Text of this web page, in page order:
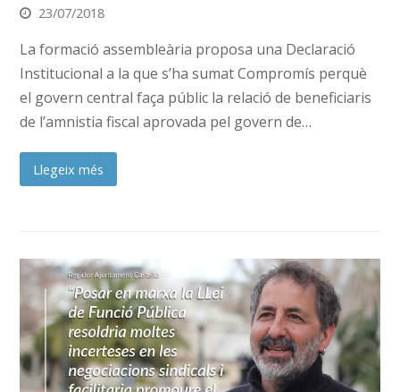
23/07/2018
La formació assembleària proposa una Declaració
Institucional a la que s’ha sumat Compromís perquè
el govern central faça públic la relació de beneficiaris
de l’amnistia fiscal aprovada pel govern de…
Llegeix més